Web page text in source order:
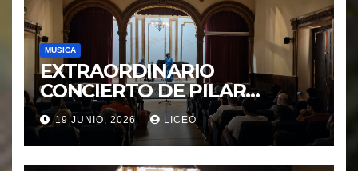
MUSICA
EXTRAORDINARIO
CONCIERTO DE PILAR
MORÁGUEZ e ARABEL
MORÁGUEZ
19 JUNIO, 2026 LICEO